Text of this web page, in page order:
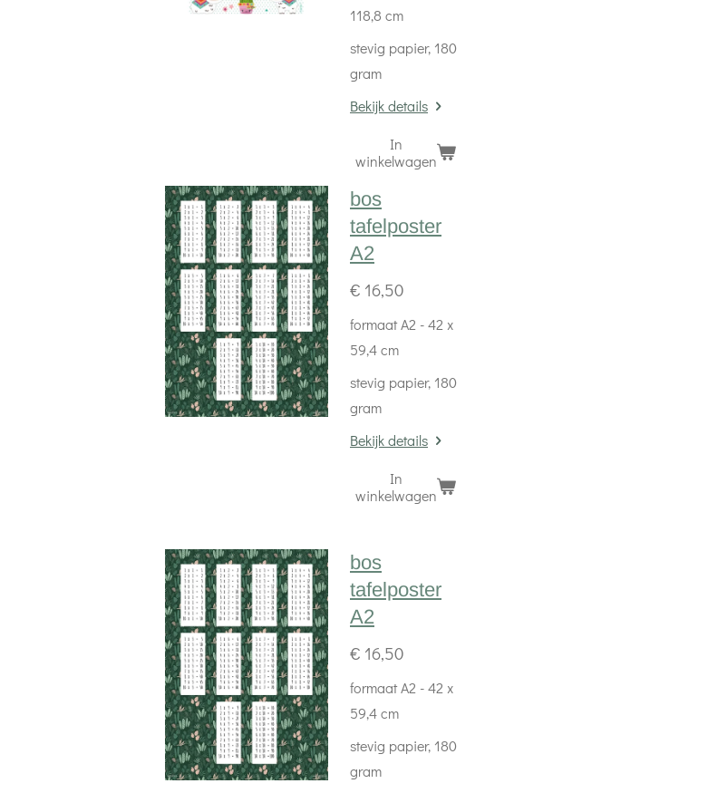
118,8 cm
stevig papier, 180
gram
Bekijk details
In
winkelwagen
bos
tafelposter
A2
€ 16,50
formaat A2 - 42 x
59,4 cm
stevig papier, 180
gram
Bekijk details
In
winkelwagen
bos
tafelposter
A2
€ 16,50
formaat A2 - 42 x
59,4 cm
stevig papier, 180
gram